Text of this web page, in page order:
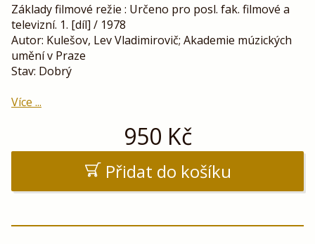
Základy filmové režie : Určeno pro posl. fak. filmové a
televizní. 1. [díl] / 1978
Autor: Kulešov, Lev Vladimirovič; Akademie múzických
umění v Praze
Stav: Dobrý
Více ...
950 Kč
Přidat do košíku